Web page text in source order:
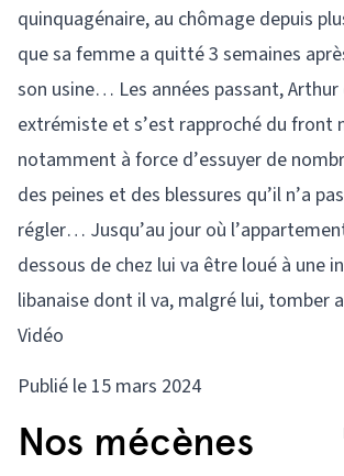
quinquagénaire, au chômage depuis
que sa femme a quitté 3 semaines
son usine… Les années passant, Arthur
extrémiste et s’est rapproché du front
notamment à force d’essuyer de
des peines et des blessures qu’il n’a
régler… Jusqu’au jour où
dessous de chez lui va être loué à une
libanaise dont il va, malgré lui, tomber
Vidéo
Publié le 15 mars 2024
Nos mécènes